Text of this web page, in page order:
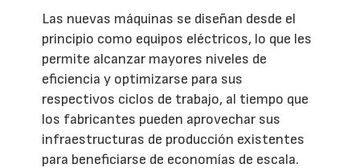
Las nuevas máquinas se diseñan desde el
principio como equipos eléctricos, lo que les
permite alcanzar mayores niveles de
eficiencia y optimizarse para sus
respectivos ciclos de trabajo, al tiempo que
los fabricantes pueden aprovechar sus
infraestructuras de producción existentes
para beneficiarse de economías de escala.